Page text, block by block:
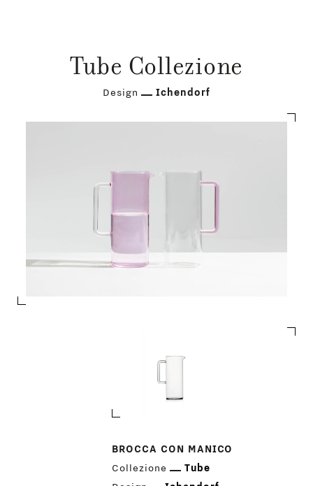
PRODOTTI
Tube Collezione
Design Ichendorf
BROCCA CON MANICO
Collezione
Tube